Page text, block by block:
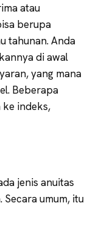
atau
berupa
tahunan. Anda
di awal
yang mana
Beberapa
ke indeks,
jenis anuitas
umum, itu